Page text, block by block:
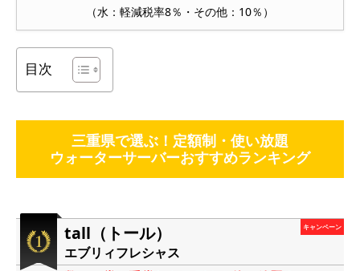
（水：軽減税率8％・その他：10％）
目次
三重県で選ぶ！定額制・使い放題
ウォーターサーバーおすすめランキング
tall（トール）
エブリィフレシャス
キャンペーン